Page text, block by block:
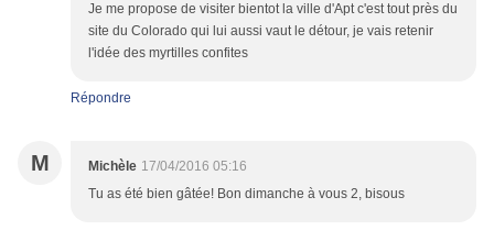
Je me propose de visiter bientot la ville d'Apt c'est tout près du
site du Colorado qui lui aussi vaut le détour, je vais retenir
l'idée des myrtilles confites
Répondre
M Michèle 17/04/2016 05:16
Tu as été bien gâtée! Bon dimanche à vous 2, bisous